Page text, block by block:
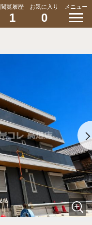
閲覧履歴
1
お気に入り
0
メニュー